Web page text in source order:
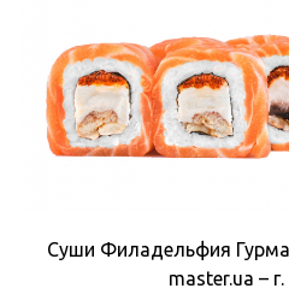
Суши Филадельфия
master.ua –